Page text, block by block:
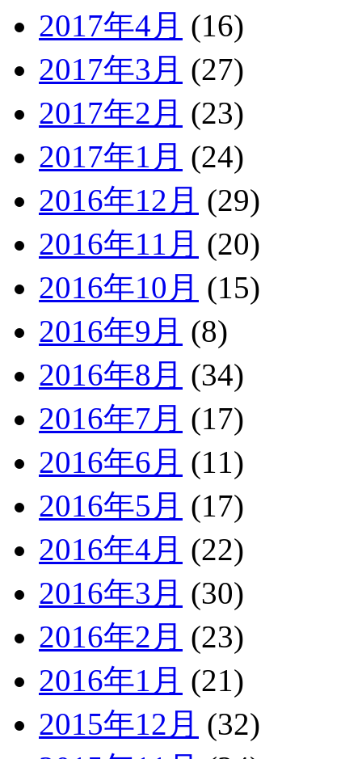
2017年4月 (16)
2017年3月 (27)
2017年2月 (23)
2017年1月 (24)
2016年12月 (29)
2016年11月 (20)
2016年10月 (15)
2016年9月 (8)
2016年8月 (34)
2016年7月 (17)
2016年6月 (11)
2016年5月 (17)
2016年4月 (22)
2016年3月 (30)
2016年2月 (23)
2016年1月 (21)
2015年12月 (32)